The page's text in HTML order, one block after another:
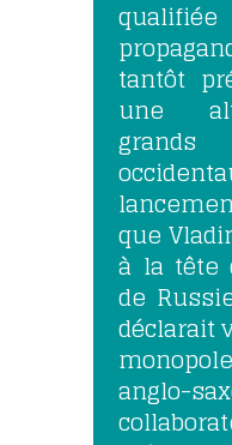
tantôt
une
que
à la tête
de
déclarait
anglo-